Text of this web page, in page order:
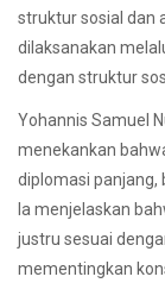
struktur sosial dan
dilaksanakan
dengan struktur
Yohannis Samuel
menekankan
diplomasi panjang,
Ia menjelaskan
justru sesuai
mementingkan